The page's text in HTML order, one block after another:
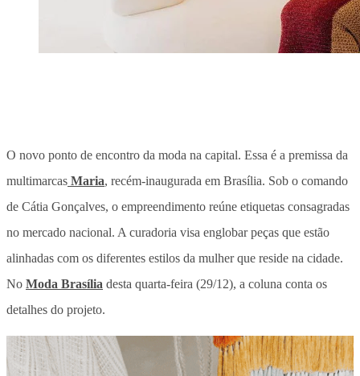
O novo ponto de encontro da moda na capital. Essa é a premissa da
multimarcas Maria, recém-inaugurada em Brasília. Sob o comando
de Cátia Gonçalves, o empreendimento reúne etiquetas consagradas
no mercado nacional. A curadoria visa englobar peças que estão
alinhadas com os diferentes estilos da mulher que reside na cidade.
No Moda Brasília desta quarta-feira (29/12), a coluna conta os
detalhes do projeto.